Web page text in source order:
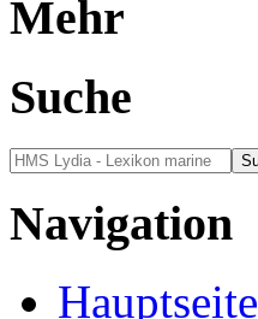
Mehr
Suche
Navigation
Hauptseite